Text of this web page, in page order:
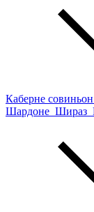
Каберне совиньон
Шардоне Шираз